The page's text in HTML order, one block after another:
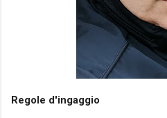
Regole d'ingaggio